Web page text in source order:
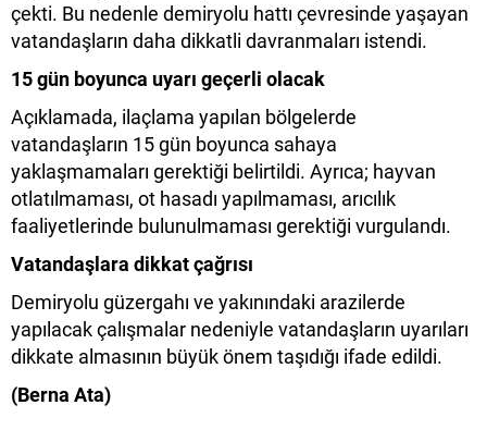
çekti. Bu nedenle demiryolu hattı çevresinde yaşayan
vatandaşların daha dikkatli davranmaları istendi.
15 gün boyunca uyarı geçerli olacak
Açıklamada, ilaçlama yapılan bölgelerde
vatandaşların 15 gün boyunca sahaya
yaklaşmamaları gerektiği belirtildi. Ayrıca; hayvan
otlatılmaması, ot hasadı yapılmaması, arıcılık
faaliyetlerinde bulunulmaması gerektiği vurgulandı.
Vatandaşlara dikkat çağrısı
Demiryolu güzergahı ve yakınındaki arazilerde
yapılacak çalışmalar nedeniyle vatandaşların uyarıları
dikkate almasının büyük önem taşıdığı ifade edildi.
(Berna Ata)